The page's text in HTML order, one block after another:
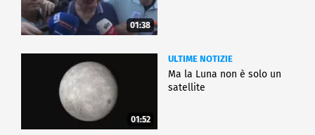
01:38
01:52
ULTIME NOTIZIE
Ma la Luna non è solo un
satellite